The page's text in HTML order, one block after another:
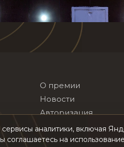
О премии
Новости
Авторизация
Топ 100 отелей
аналитики, включая
соглашаетесь на